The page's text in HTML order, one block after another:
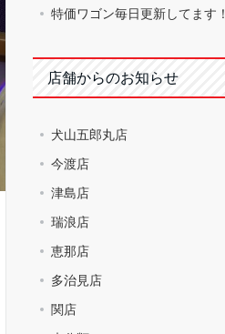
特価ワゴン毎日更新してます！
店舗からのお知らせ
犬山五郎丸店
今渡店
津島店
瑞浪店
恵那店
多治見店
関店